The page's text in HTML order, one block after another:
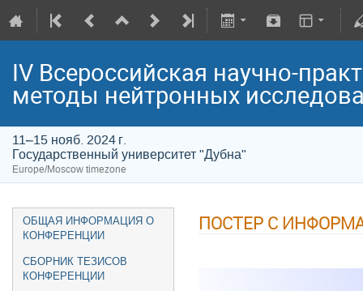
IV Всероссийская научно-
методы нейтронных
11–15 нояб. 2024 г.
Государственный университет "Дубна"
Europe/Moscow timezone
ОБЩАЯ ИНФОРМАЦИЯ О
КОНФЕРЕНЦИИ
СБОРНИК ТЕЗИСОВ
КОНФЕРЕНЦИИ
ПОСТЕР С